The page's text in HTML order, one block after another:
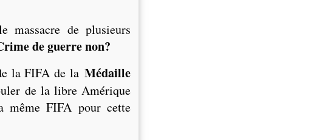
massacre de plusieurs
de guerre non?
la FIFA de la Médaille
de la libre Amérique
même FIFA pour cette